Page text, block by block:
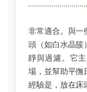
非常適合。與一
頭（如白水晶簇
靜與過濾。它
場，並幫助平撫
經驗是，放在床